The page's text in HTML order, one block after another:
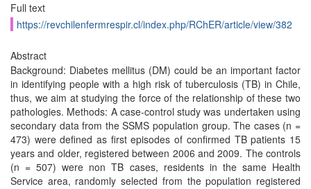
Full text
https://revchilenfermrespir.cl/index.php/RChER/article/view/382
Abstract
Background: Diabetes mellitus (DM) could be an important factor
in identifying people with a high risk of tuberculosis (TB) in Chile,
thus, we aim at studying the force of the relationship of these two
pathologies. Methods: A case-control study was undertaken using
secondary data from the SSMS population group. The cases (n =
473) were defined as first episodes of confirmed TB patients 15
years and older, registered between 2006 and 2009. The controls
(n = 507) were non TB cases, residents in the same Health
Service area, randomly selected from the population registered